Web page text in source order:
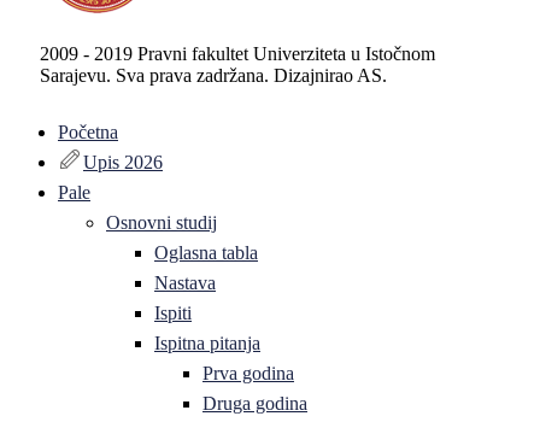
2009 - 2019 Pravni fakultet Univerziteta u Istočnom
Sarajevu. Sva prava zadržana. Dizajnirao AS.
Početna
Upis 2026
Pale
Osnovni studij
Oglasna tabla
Nastava
Ispiti
Ispitna pitanja
Prva godina
Druga godina